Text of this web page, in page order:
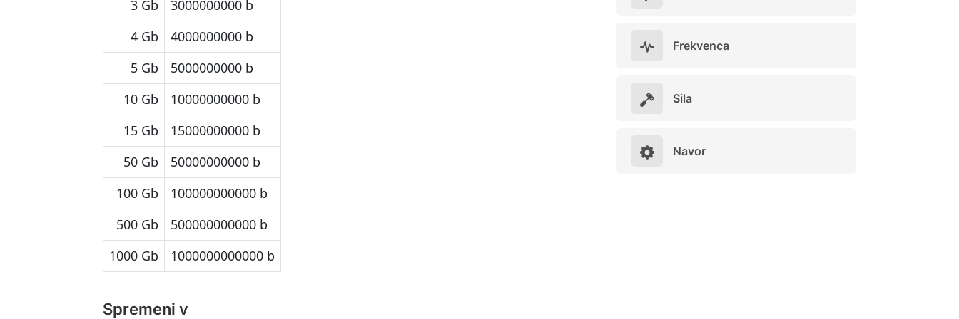
3 Gb
3000000000 b
4 Gb
4000000000 b
5 Gb
5000000000 b
10 Gb
10000000000 b
15 Gb
15000000000 b
50 Gb
50000000000 b
100 Gb
100000000000 b
500 Gb
500000000000 b
1000 Gb
1000000000000 b
Spremeni v
Frekvenca
Sila
Navor